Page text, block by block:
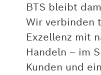
BTS bleibt
Wir verbinden
Exzellenz mit
Handeln – im
Kunden und